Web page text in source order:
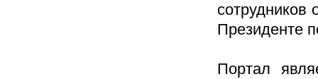
сотрудников
Президенте
Портал